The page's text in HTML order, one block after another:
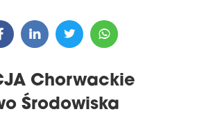
Chorwackie
Środowiska